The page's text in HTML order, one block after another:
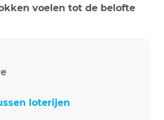
voelen tot de belofte
loterijen